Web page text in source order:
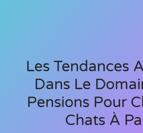
Les Tendances
Dans Le
Pensions Pour
Chats À